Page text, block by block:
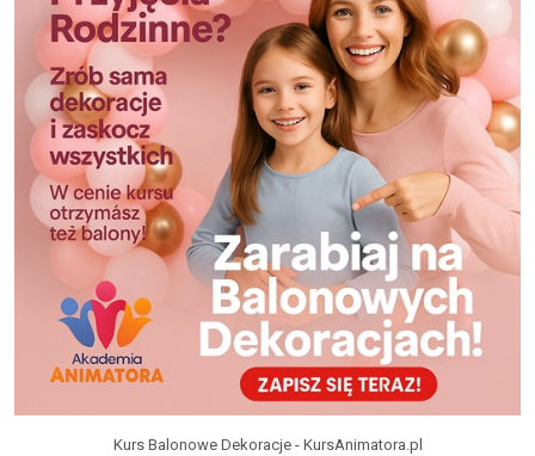
Kurs Balonowe Dekoracje - KursAnimatora.pl